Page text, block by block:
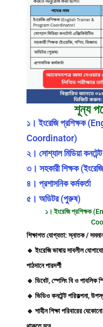
শূন্য
১। ইংরেজি প্রশিক্ষক
Coordinator)
২। সোশ্যাল মিডিয়া
৩। সহকারী শিক্ষক
৪। প্রশাসনিক কর্মকর্তা
৫। অডিটর (পুরুষ)
১। ইংরেজি
শিক্ষাগত যোগ্যতা: স্নাতক /
🔹 ইংরেজি ভাষায় সাবলীল
পাঠদানে পারদর্শী
🔹 ডিবেট, স্পেলিং বি ও পাবলিক
🔹 ভিডিও কনটেন্ট পরিকল্পনা,
🔹 শাহীন শিক্ষা পরিবারের